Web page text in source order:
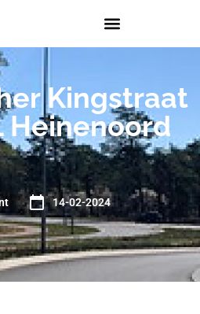
Kingstraat
Heinenoord
14-02-2024